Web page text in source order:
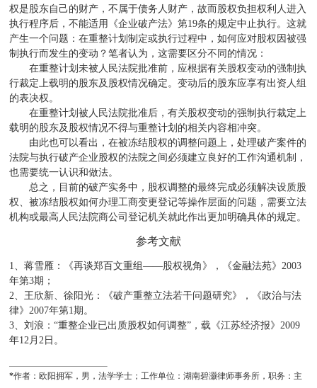
权是股东自己的财产，不属于债务人财产，故而股权负担权利人进入
执行程序后，不能适用《企业破产法》第19条的规定中止执行。这就
产生一个问题：在重整计划制定或执行过程中，如何应对股权因被强
制执行而发生的变动？笔者认为，这需要区分不同的情况：
在重整计划未被人民法院批准前，应根据有关股权变动的强制执
行裁定上载明的股东及股权情况确定。变动后的股东应享有出资人组
的表决权。
在重整计划被人民法院批准后，有关股权变动的强制执行裁定上
载明的股东及股权情况不得与重整计划的相关内容相冲突。
由此也可以看出，在被冻结股权的调整问题上，处理破产案件的
法院与执行破产企业股权的法院之间必须建立良好的工作沟通机制，
也需要统一认识和做法。
总之，目前的破产实务中，股权调整的最终完成必须解决设质股
权、被冻结股权如何办理工商变更登记等操作层面的问题，需要立法
机构或最高人民法院商公司登记机关就此作出更加明确具体的规定。
参考文献
1 、蒋雪雁：《再谈郑百文重组——股权视角》，《金融法苑》 2003
年第3期；
2
王欣新、徐阳光：《破产重整立法若干问题研究》，《政治与法
律》 2007年第1期。
3 、刘浪：“重整企业已出质股权如何调整”，载《江苏经济报》 2009
年12 月 2 日。
*作者：欧阳拥军，男，法学学士；工作单位：湖南碧灏律师事务所，职务：主